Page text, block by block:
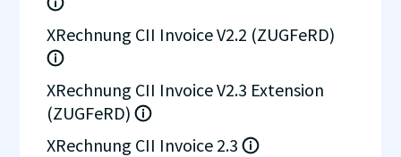
XRechnung CII Invoice V2.2 (ZUGFeRD)
XRechnung CII Invoice V2.3 Extension
(ZUGFeRD)
XRechnung CII Invoice 2.3